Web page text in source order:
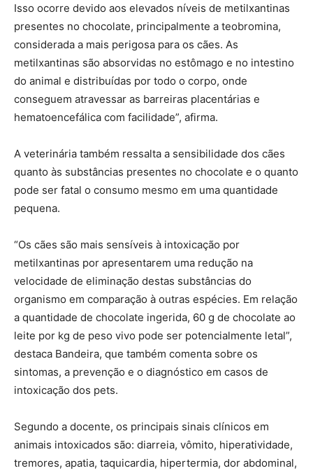
Isso ocorre devido aos elevados níveis de metilxantinas
presentes no chocolate, principalmente a teobromina,
considerada a mais perigosa para os cães. As
metilxantinas são absorvidas no estômago e no intestino
do animal e distribuídas por todo o corpo, onde
conseguem atravessar as barreiras placentárias e
hematoencefálica com facilidade”, afirma.
A veterinária também ressalta a sensibilidade dos cães
quanto às substâncias presentes no chocolate e o quanto
pode ser fatal o consumo mesmo em uma quantidade
pequena.
“Os cães são mais sensíveis à intoxicação por
metilxantinas por apresentarem uma redução na
velocidade de eliminação destas substâncias do
organismo em comparação à outras espécies. Em relação
a quantidade de chocolate ingerida, 60 g de chocolate ao
leite por kg de peso vivo pode ser potencialmente letal”,
destaca Bandeira, que também comenta sobre os
sintomas, a prevenção e o diagnóstico em casos de
intoxicação dos pets.
Segundo a docente, os principais sinais clínicos em
animais intoxicados são: diarreia, vômito, hiperatividade,
tremores, apatia, taquicardia, hipertermia, dor abdominal,